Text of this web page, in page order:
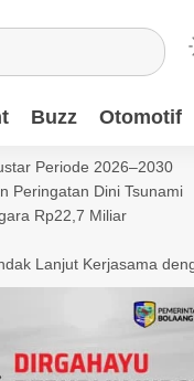
Buzz Otomotif
Periode 2026–2030
Peringatan Dini Tsunami
Rp22,7 Miliar
Lanjut Kerjasama